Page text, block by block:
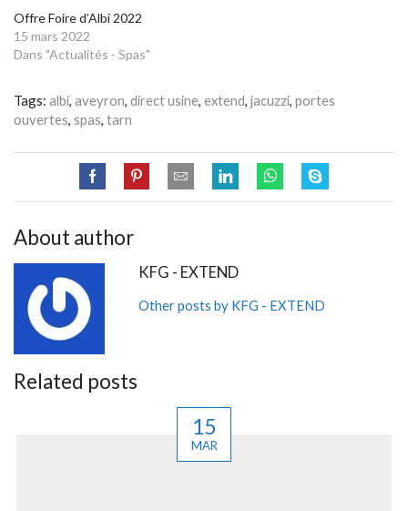
Offre Foire d’Albi 2022
15 mars 2022
Dans "Actualités - Spas"
Tags: albi, aveyron, direct usine, extend, jacuzzi, portes
ouvertes, spas, tarn
About author
KFG - EXTEND
Other posts by KFG - EXTEND
Related posts
15
MAR